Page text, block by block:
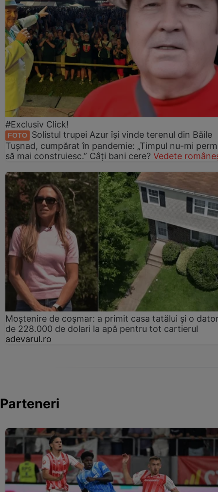
#Exclusiv Click!
FOTO
Solistul trupei Azur își vinde terenul din Băile
Tușnad, cumpărat în pandemie: „Timpul nu-mi
să mai construiesc.” Câți bani cere? Vedete
Moștenire de coșmar: a primit casa tatălui și o
de 228.000 de dolari la apă pentru tot cartierul
adevarul.ro
Parteneri